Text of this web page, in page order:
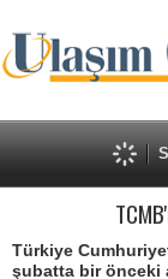
Türkiye
şubatta bir önceki